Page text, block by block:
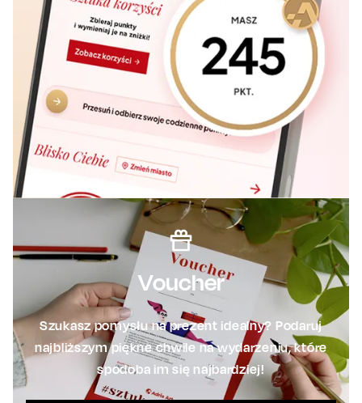
Voucher
Szukasz pomysłu na prezent idealny? Podaruj
najbliższym piękne chwile na wydarzeniu, które
spodoba im się najbardziej!